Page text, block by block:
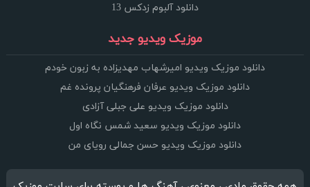
دانلود آلبوم زدکس 13
موزیک ویدیو جدید
دانلود موزیک ویدیو امیرشهاب مهدیزاده به زبون خودم
دانلود موزیک ویدیو عرفان فرهنگیان پرونده غم
دانلود موزیک ویدیو علی جبلی آزادی
دانلود موزیک ویدیو سعید شمس نگاه اول
دانلود موزیک ویدیو حسن جمالی رویای من